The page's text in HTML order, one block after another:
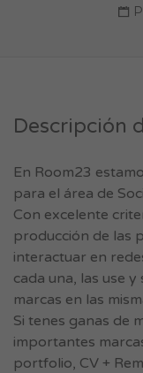
Descripción
En Room23
para el área de
Con excelente
producción de las
interactuar en
cada una, las use
marcas en las
Si tenes ganas de
importantes
portfolio, CV +